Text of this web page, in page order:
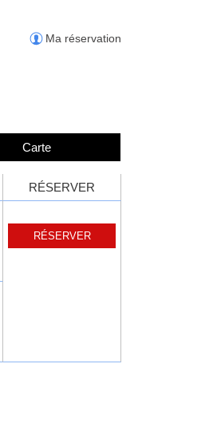
Ma réservation
Carte
RÉSERVER